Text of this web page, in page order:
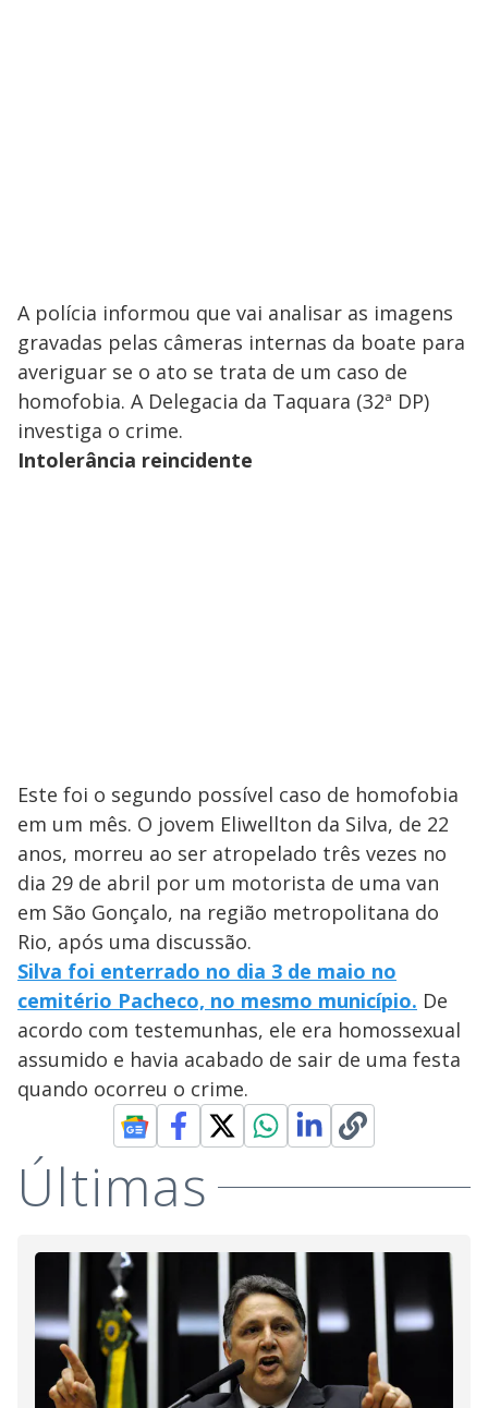
A polícia informou que vai analisar as imagens
gravadas pelas câmeras internas da boate para
averiguar se o ato se trata de um caso de
homofobia. A Delegacia da Taquara (32ª DP)
investiga o crime.
Intolerância reincidente
Este foi o segundo possível caso de homofobia
em um mês. O jovem Eliwellton da Silva, de 22
anos, morreu ao ser atropelado três vezes no
dia 29 de abril por um motorista de uma van
em São Gonçalo, na região metropolitana do
Rio, após uma discussão.
Silva foi enterrado no dia 3 de maio no
cemitério Pacheco, no mesmo município. De
acordo com testemunhas, ele era homossexual
assumido e havia acabado de sair de uma festa
quando ocorreu o crime.
Últimas